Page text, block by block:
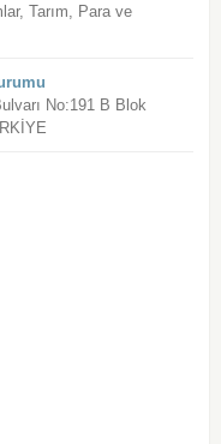
Tarım, Para ve
No:191 B Blok